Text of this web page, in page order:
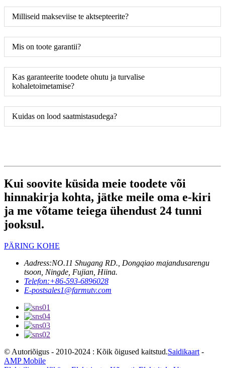
Milliseid makseviise te aktsepteerite?
Mis on toote garantii?
Kas garanteerite toodete ohutu ja turvalise
kohaletoimetamise?
Kuidas on lood saatmistasudega?
Kui soovite küsida meie toodete või
hinnakirja kohta, jätke meile oma e-kiri
ja me võtame teiega ühendust 24 tunni
jooksul.
PÄRING KOHE
Aadress:NO.11 Shugang RD., Dongqiao majandusarengu
tsoon, Ningde, Fujian, Hiina.
Telefon:+86-593-6896028
E-postsales1@farmutv.com
© Autoriõigus - 2010-2024 : Kõik õigused kaitstud.Saidikaart -
AMP Mobile